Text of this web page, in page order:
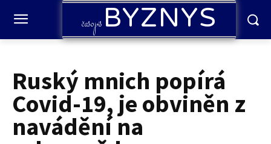
časopisBYZNYS
Ruský mnich popírá
Covid-19, je obviněn z
navádění na